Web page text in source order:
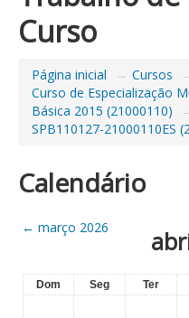
Curso
Página inicial → Cursos
Curso de Especialização
Básica 2015 (21000110)
SPB110127-21000110ES
Calendário
← março 2026
Dom Seg Ter